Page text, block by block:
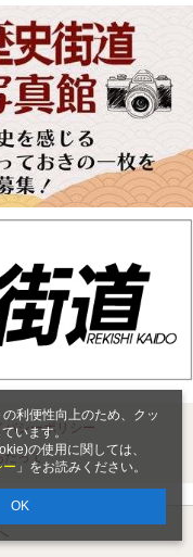
利便性向上のため、クッ
います。
の使用に関しては、
ー 」をお読みください。
OK
バシーポリシー
って